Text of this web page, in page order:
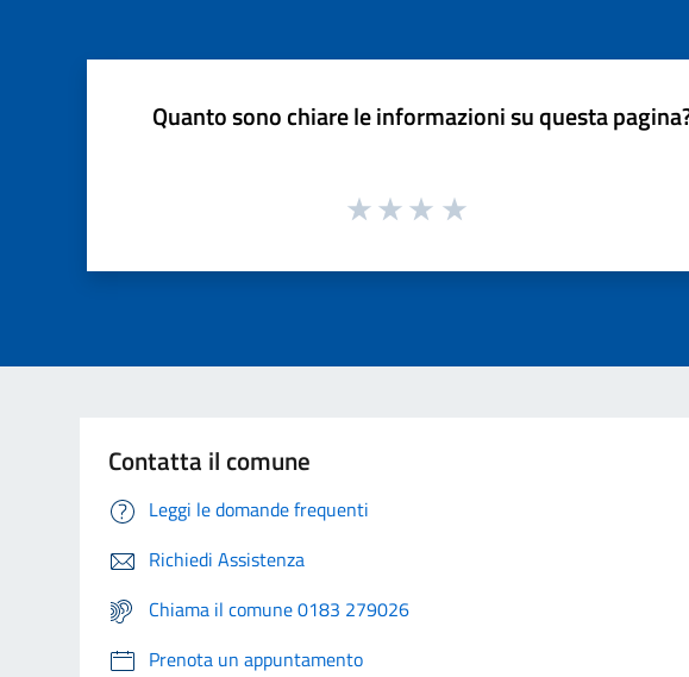
Quanto sono chiare le informazioni su questa
Contatta il comune
Leggi le domande frequenti
Richiedi Assistenza
Chiama il comune 0183 279026
Prenota un appuntamento